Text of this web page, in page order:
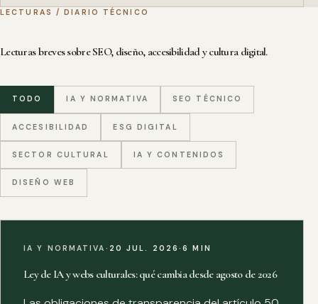
LECTURAS / DIARIO TÉCNICO
Lecturas breves sobre SEO, diseño, accesibilidad y cultura digital.
TODO IA Y NORMATIVA SEO TÉCNICO
ACCESIBILIDAD ESG DIGITAL
SECTOR CULTURAL IA Y CONTENIDOS
DISEÑO WEB
IA Y NORMATIVA · 20 JUL. 2026·6 MIN
Ley de IA y webs culturales: qué cambia desde agosto de 2026